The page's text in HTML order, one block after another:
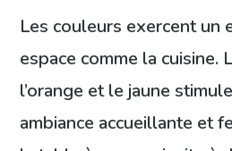
Les couleurs exercent un
espace comme la cuisine.
l’orange et le jaune
ambiance accueillante et